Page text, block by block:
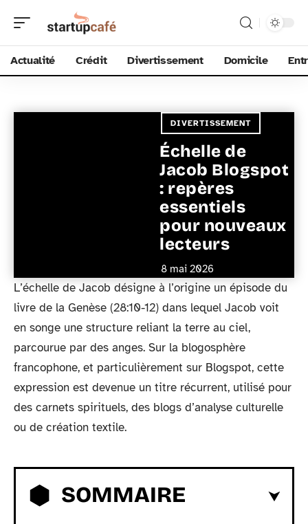
Actualité Crédit Divertissement Domicile
DIVERTISSEMENT
Échelle de
Jacob Blogspot
: repères
essentiels
pour nouveaux
lecteurs
8 mai 2026
L’échelle de Jacob désigne à l’origine un épisode du
livre de la Genèse (28:10-12) dans lequel Jacob voit
en songe une structure reliant la terre au ciel,
parcourue par des anges. Sur la blogosphère
francophone, et particulièrement sur Blogspot, cette
expression est devenue un titre récurrent, utilisé pour
des carnets spirituels, des blogs d’analyse culturelle
ou de création textile.
SOMMAIRE